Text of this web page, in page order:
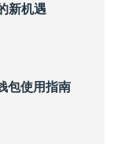
新机遇
包使用指南